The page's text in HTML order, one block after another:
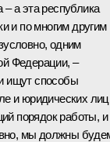
– а эта республика
и по многим другим
одним
Федерации, –
ищут способы
и юридических
порядок работы, и
мы должны